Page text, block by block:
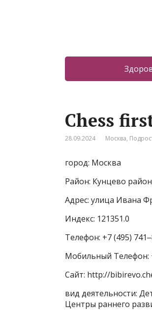
Chess
28.09.2024 Москва,
город: Москва
Район: Кунцево район
Адрес: улица Ивана
Индекс: 121351.0
Телефон: +7 (495)
Мобильный Телефон:
Сайт: http://
вид деятельности:
Центры раннего